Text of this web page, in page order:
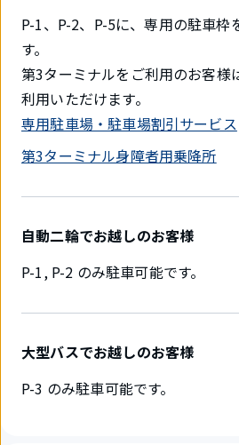
P-1、P-2、P-5に、専用の駐車枠
す。
第3ターミナルをご利用のお客様
利用いただけます。
専用駐車場・駐車場割引サービス
第3ターミナル身障者用乗降所
自動二輪でお越しのお客様
P-1, P-2 のみ駐車可能です。
大型バスでお越しのお客様
P-3 のみ駐車可能です。